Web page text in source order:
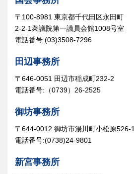
〒100-8981 東京都千代田区永田町
2-2-1衆議院第一議員会館1008号室
電話番号:(03)3508-7296
田辺事務所
〒646-0051 田辺市稲成町232-2
電話番号:（0739）26-2525
御坊事務所
〒644-0012 御坊市湯川町小松原526-1
電話番号:(0738)24-9801
新宮事務所